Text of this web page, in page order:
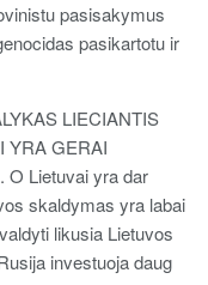
pasisakymus
pasikartotu ir
LIECIANTIS
YRA GERAI
O Lietuvai yra dar
skaldymas yra labai
likusia Lietuvos
investuoja daug